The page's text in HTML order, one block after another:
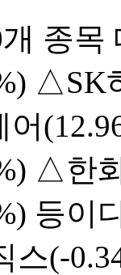
종
△SK
어
△한
등이
(-